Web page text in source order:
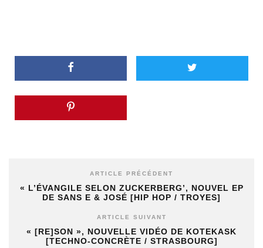
ARTICLE PRÉCÉDENT
« L’ÉVANGILE SELON ZUCKERBERG’, NOUVEL EP
DE SANS E & JOSÉ [HIP HOP / TROYES]
ARTICLE SUIVANT
« [RE]SON », NOUVELLE VIDÉO DE KOTEKASK
[TECHNO-CONCRÈTE / STRASBOURG]